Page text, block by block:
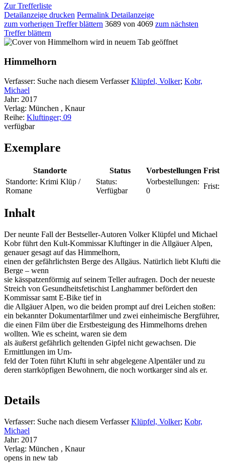
Zur Trefferliste
Detailanzeige drucken Permalink Detailanzeige
zum vorherigen Treffer blättern 3689 von 4069 zum nächsten
Treffer blättern
wird in neuem Tab geöffnet
Himmelhorn
Verfasser: Suche nach diesem Verfasser Klüpfel, Volker; Kobr,
Michael
Jahr: 2017
Verlag: München , Knaur
Reihe: Kluftinger; 09
verfügbar
Exemplare
Standorte Status Vorbestellungen Frist
Standorte: Krimi Klüp /
Romane
Status:
Verfügbar
Vorbestellungen:
0
Frist:
Inhalt
Der neunte Fall der Bestseller-Autoren Volker Klüpfel und Michael
Kobr führt den Kult-Kommissar Kluftinger in die Allgäuer Alpen,
genauer gesagt auf das Himmelhorn,
einen der gefährlichsten Berge des Allgäus. Natürlich liebt Klufti die
Berge – wenn
sie kässpatzenförmig auf seinem Teller aufragen. Doch der neueste
Streich von Gesundheitsfetischist Langhammer befördert den
Kommissar samt E-Bike tief in
die Allgäuer Alpen, wo die beiden prompt auf drei Leichen stoßen:
ein bekannter Dokumentarfilmer und zwei einheimische Bergführer,
die einen Film über die Erstbesteigung des Himmelhorns drehen
wollten. Wie es scheint, waren sie dem
als äußerst gefährlich geltenden Gipfel nicht gewachsen. Die
Ermittlungen im Um-
feld der Toten führt Klufti in sehr abgelegene Alpentäler und zu
deren starrköpfigen Bewohnern, die noch wortkarger sind als er.
Details
Verfasser: Suche nach diesem Verfasser Klüpfel, Volker; Kobr,
Michael
Jahr: 2017
Verlag: München , Knaur
opens in new tab